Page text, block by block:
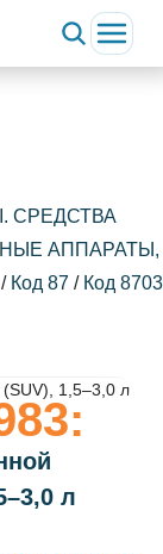
СРЕДСТВА
АППАРАТЫ,
/ Код 87 / Код 8703
л